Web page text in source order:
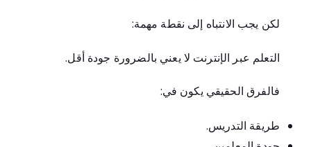
لكن يجب الانتباه إلى نقطة مهمة:
التعلم عبر الإنترنت لا يعني بالضرورة جودة أقل.
فالفرق الحقيقي يكون في:
طريقة التدريس.